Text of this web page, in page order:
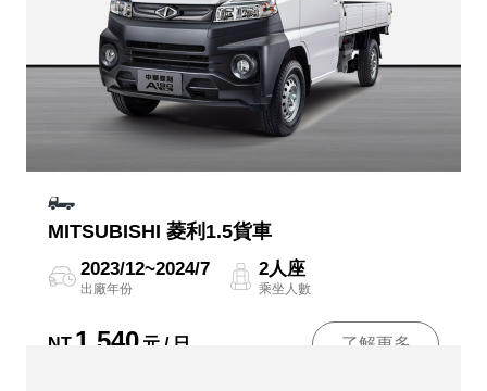
MITSUBISHI 菱利1.5貨車
2023/12~2024/7
出廠年份
2人座
乘坐人數
NT 1,540 元 / 日 了解更多